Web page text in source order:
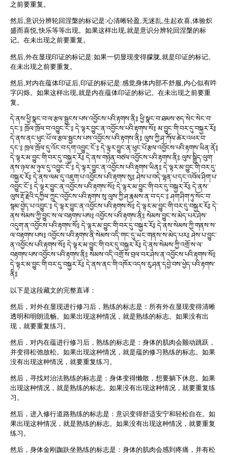
之前要重复。
然后,意识分辨轮回涅槃的标记是:心清晰轻盈,无迷乱,生起欢喜,体验炽
盛而喜悦,快乐等等出现。如果这样出现,就是意识分辨轮回涅槃的标
记。在未出现之前要重复。
然后,外在显现印证的标记是:如果一切显现变得朦胧,就是印证的标记。
在未出现之前要重复。
然后,对内在蕴体印证后,印证的标记是:感觉身体内部不舒服,内心似有吽
字闪烁。如果这样出现,就是内在蕴体印证的标记。在未出现之前要重
复。
དེ་ནས་ཕྱི་སྣང་བ་ལ་རྩལ་སྦྱངས་པས་འབྱོངས་པའི་རྟགས་ནི༔ ཕྱི་སྣང་བ་ཐམས་ཅད་སེང་སེང་བ་
དང་༔ ཁྲོལ་ཁྲོལ་བ་འབྱུང་ངོ་༔ དེ་ལྟར་བྱུང་ན་འབྱོངས་པའི་རྟགས་སོ༔ མ་བྱུང་གི་བར་དུ་བསྐྱར་རོ༔
དེ་ནས་ནང་ཕུང་པོ་ལ་རྩལ་སྦྱངས་པས་འབྱོངས་པའི་རྟགས་ནི༔ ལུས་ཀྱི་ཤ་ཀོལ་ཚེར་འཕར་བ་
དང་༔ ཁྲལ་ཁྲོལ་དུ་འོང་བ་དག་འབྱུང་ངོ་༔ དེ་ལྟར་བྱུང་ན་ཕུང་པོ་རྩལ་འབྱོངས་པའི་རྟགས་ཡིན་ནོ༔
དེ་ལྟར་མ་བྱུང་གི་བར་དུ་བསྐྱར་རོ༔ དེ་ནས་གཉེན་བཙལ་འབྱོངས་པའི་རྟགས་ནི༔ ལུས་སྒྱིད་ལུག་
ནས་ཉལ་མ་ཉུལ་དུ་འབྱུང་ངོ་༔ དེ་ལྟར་བྱུང་ན་འབྱོངས་པའི་རྟགས་ཡིན༔ དེ་ལྟར་མ་བྱུང་གི་བར་དུ་
བསྐྱར་རོ༔ དེ་ནས་ལམ་དུ་འཇུག་པ་འབྱོངས་པའི་རྟགས་སུ༔ ཤེས་པ་བདེ་ལྷན་པ་དང་འབོལ་ཤིག་པ་
འབྱུང་ངོ་༔ དེ་ལྟར་བྱུང་ན་འབྱོངས་པའི་རྟགས་སོ༔ དེ་ལྟར་མ་བྱུང་གི་བར་དུ་བསྐྱར་རོ༔ དེ་ནས་
ལུས་རྡོ་རྗེའི་དཀྱིལ་ཀྲུང་འབྱོངས་པའི་རྟགས་སུ་ལུས་ཀྱི་ཤ་རྣམས་ན་བ་དང་༔ ཤག་ཤིག་ཏུ་སོང་བ་
སྙམ་བྱེད་པ་འབྱུང་༔ དེ་ལྟར་བྱུང་ན་འབྱོངས་པའི་རྟགས་སོ༔ དེ་ལྟར་མ་བྱུང་གི་བར་དུ་བསྐྱར་རོ༔ དེ་
ནས་སེམས་ཀྱི་བྱུང་ས་ལ་བརྟགས་པས༔ འབྱོངས་པའི་རྟགས་ནི༔ སེམས་བྱུང་ས་མེད་པར་ཤེས་
འདུག་ན་འབྱོངས་པའི་རྟགས་སོ༔ དེ་ལྟར་མ་བྱུང་གི་བར་དུ་བསྐྱར་རོ༔ དེ་ནས་སེམས་ཀྱི་གནས་ས་
ལ་བརྟགས་པས༔ འབྱོངས་པའི་རྟགས་ནི་སེམས་འདི་གང་དུ་ཡང་གནས་ས་མེད་པར༔ ཤེས་པ་བྱུང་
ན་འབྱོངས་པའི་རྟགས་སོ༔ དེ་ལྟར་མ་བྱུང་གི་བར་དུ་བསྐྱར་རོ༔ དེ་ནས་སེམས་ཀྱི་འགྲོ་ས་ལ་
བརྟགས་པས་འབྱོངས་པའི་རྟགས་ནི༔ སེམས་འདི་འགྲོ་ས་བྲལ་བར་ཤེས་ན་འབྱོངས་པའི་རྟགས་སོ༔
དེ་ལྟར་མ་བྱུང་གི་བར་དུ་བསྐྱར་རོ༔ དེ་ནས་ནང་གི་འཁོར་འདས་རུ་ཤན་དབྱེ་བས་ཕྱེད་པའི་རྟགས་
ནི༔
以下是这段藏文的完整直译：
然后，对外在显现进行修习后，熟练的标志是：所有外在显现变得清晰
透明和明朗流畅。如果出现这种情况，就是熟练的标志。如果没有出
现，就要重复练习。
然后，对内在蕴进行修习后，熟练的标志是：身体的肌肉会颤动跳跃，
并变得松弛放松。如果出现这种情况，就是蕴的修习熟练的标志。如果
没有出现这种情况，就要重复练习。
然后，寻找对治法熟练的标志是：身体变得懒散，想要躺下休息。如果
出现这种情况，就是熟练的标志。如果没有出现这种情况，就要重复练
习。
然后，进入修行道路熟练的标志是：意识变得舒适安宁和轻松自在。如
果出现这种情况，就是熟练的标志。如果没有出现这种情况，就要重复
练习。
然后，身体金刚跏趺坐熟练的标志是：身体的肌肉会感到疼痛，并有松